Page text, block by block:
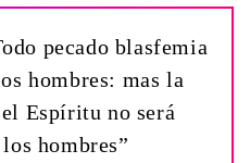
pecado blasfemia
hombres: mas la
Espíritu no será
hombres”